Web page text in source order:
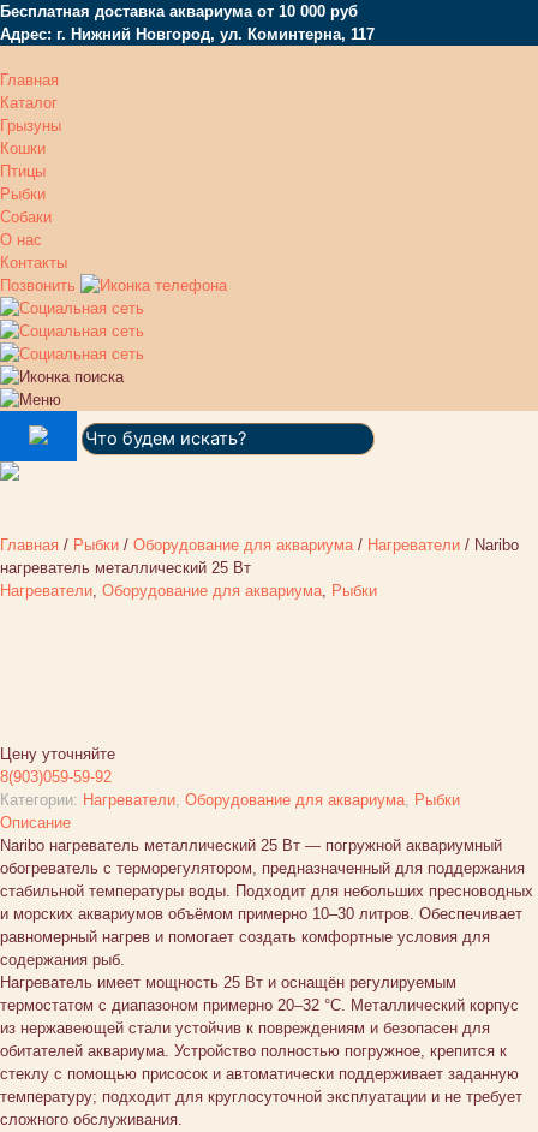
Бесплатная доставка аквариума от 10 000 руб
Адрес: г. Нижний Новгород, ул. Коминтерна, 117
Главная
Каталог
Грызуны
Кошки
Птицы
Рыбки
Собаки
О нас
Контакты
Позвонить
Поиск:
Главная / Рыбки / Оборудование для аквариума / Нагреватели / Naribo
нагреватель металлический 25 Вт
Нагреватели Оборудование для аквариума Рыбки
Цену уточняйте
8(903)059-59-92
Категории: Нагреватели Оборудование для аквариума Рыбки
Описание
Naribo нагреватель металлический 25 Вт — погружной аквариумный
обогреватель с терморегулятором, предназначенный для поддержания
стабильной температуры воды. Подходит для небольших пресноводных
и морских аквариумов объёмом примерно 10–30 литров. Обеспечивает
равномерный нагрев и помогает создать комфортные условия для
содержания рыб.
Нагреватель имеет мощность 25 Вт и оснащён регулируемым
термостатом с диапазоном примерно 20–32 °C. Металлический корпус
из нержавеющей стали устойчив к повреждениям и безопасен для
обитателей аквариума. Устройство полностью погружное, крепится к
стеклу с помощью присосок и автоматически поддерживает заданную
температуру; подходит для круглосуточной эксплуатации и не требует
сложного обслуживания.